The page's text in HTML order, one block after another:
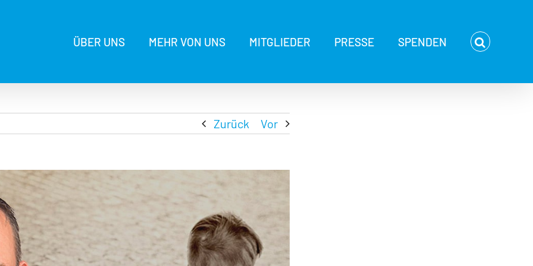
ÜBER UNS MEHR VON UNS MITGLIEDER PRESSE SPENDEN
Zurück Vor